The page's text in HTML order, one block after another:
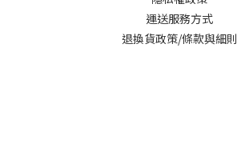
運送服務方式
退換貨政策/條款與細則